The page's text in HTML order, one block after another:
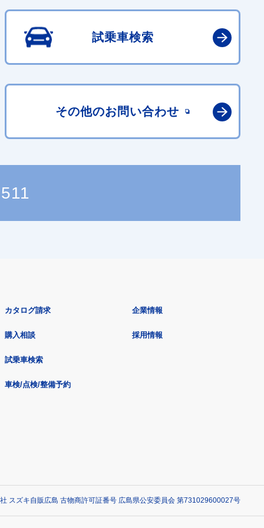
試乗車検索
その他のお問い合わせ
カタログ請求
購入相談
試乗車検索
車検/点検/整備予約
企業情報
採用情報
スズキ自販広島 古物商許可証番号 広島県公安委員会 第731029600027号